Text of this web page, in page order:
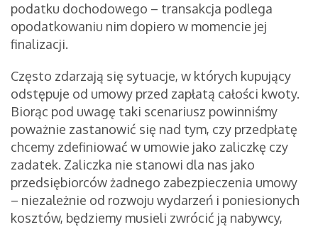
podatku dochodowego – transakcja podlega
opodatkowaniu nim dopiero w momencie jej
finalizacji.
Często zdarzają się sytuacje, w których kupujący
odstępuje od umowy przed zapłatą całości kwoty.
Biorąc pod uwagę taki scenariusz powinniśmy
poważnie zastanowić się nad tym, czy przedpłatę
chcemy zdefiniować w umowie jako zaliczkę czy
zadatek. Zaliczka nie stanowi dla nas jako
przedsiębiorców żadnego zabezpieczenia umowy
– niezależnie od rozwoju wydarzeń i poniesionych
kosztów, będziemy musieli zwrócić ją nabywcy,